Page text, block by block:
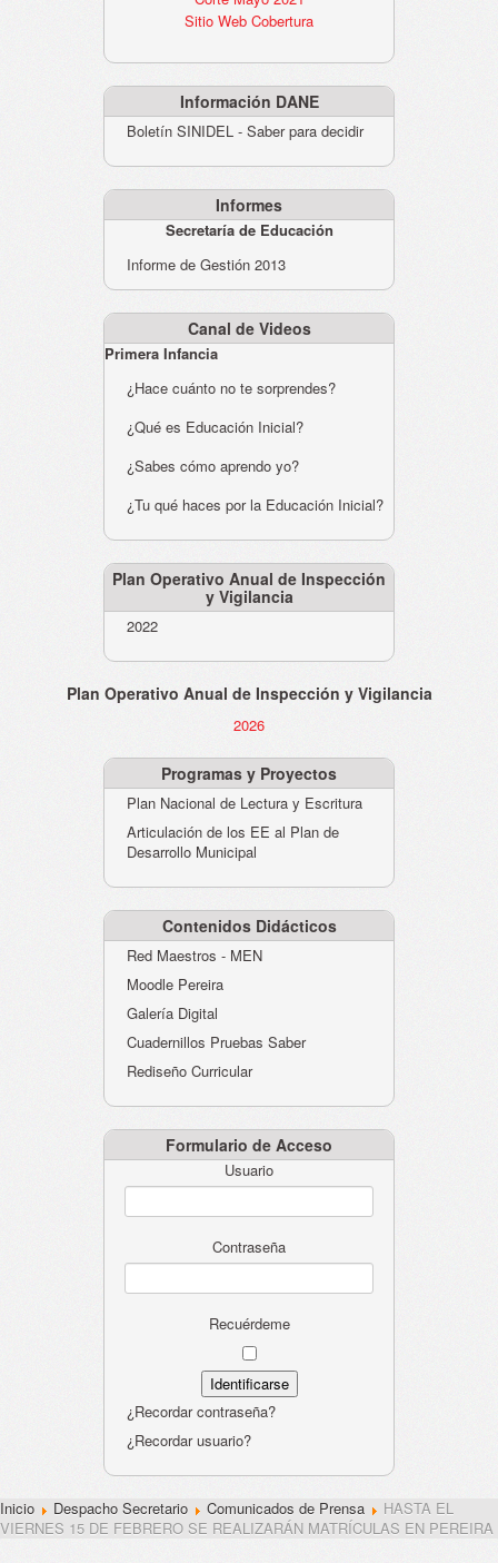
Sitio Web Cobertura
Información DANE
Boletín SINIDEL - Saber para decidir
Informes
Secretaría de Educación
Informe de Gestión 2013
Canal de Videos
Primera Infancia
¿Hace cuánto no te sorprendes?
¿Qué es Educación Inicial?
¿Sabes cómo aprendo yo?
¿Tu qué haces por la Educación Inicial?
Plan Operativo Anual de Inspección
y Vigilancia
2022
Plan Operativo Anual de Inspección y Vigilancia
2026
Programas y Proyectos
Plan Nacional de Lectura y Escritura
Articulación de los EE al Plan de
Desarrollo Municipal
Contenidos Didácticos
Red Maestros - MEN
Moodle Pereira
Galería Digital
Cuadernillos Pruebas Saber
Rediseño Curricular
Formulario de Acceso
Usuario
Contraseña
Recuérdeme
¿Recordar contraseña?
¿Recordar usuario?
Inicio Despacho Secretario Comunicados de Prensa
HASTA EL
VIERNES 15 DE FEBRERO SE REALIZARÁN MATRÍCULAS EN PEREIRA